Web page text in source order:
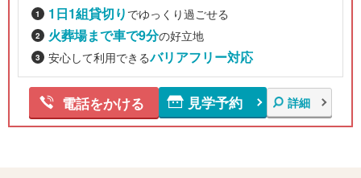
1日1組貸切り でゆっくり過ごせる
火葬場まで車で9分の好立地
安心して利用できるバリアフリー対応
電話をかける 見学予約 詳細